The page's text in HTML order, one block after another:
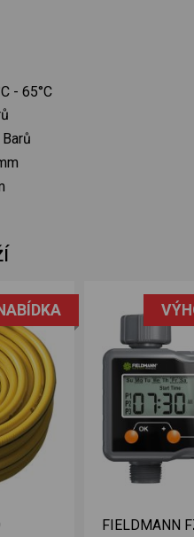
- 65°C
FIELDMANN